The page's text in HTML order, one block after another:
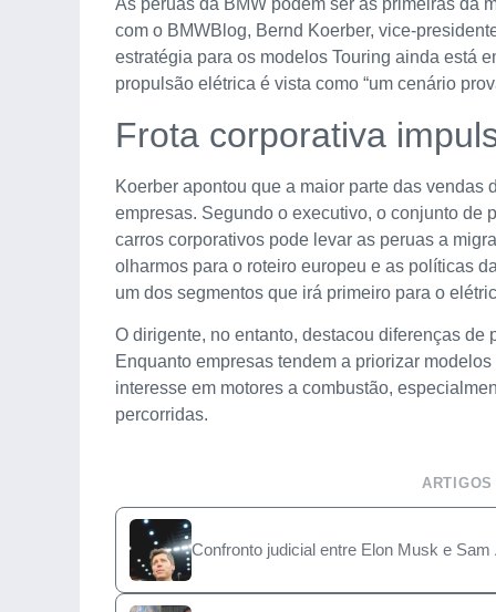
As peruas da BMW podem ser as primeiras da
com o BMWBlog, Bernd Koerber, vice-
estratégia para os modelos Touring ainda está
propulsão elétrica é vista como “um cenário
Frota corporativa
Koerber apontou que a maior parte das
empresas. Segundo o executivo, o conjunto de
carros corporativos pode levar as peruas a
olharmos para o roteiro europeu e as políticas
um dos segmentos que irá primeiro para o
O dirigente, no entanto, destacou diferenças
Enquanto empresas tendem a priorizar
interesse em motores a combustão,
percorridas.
Confronto judicial entre Elon Musk e